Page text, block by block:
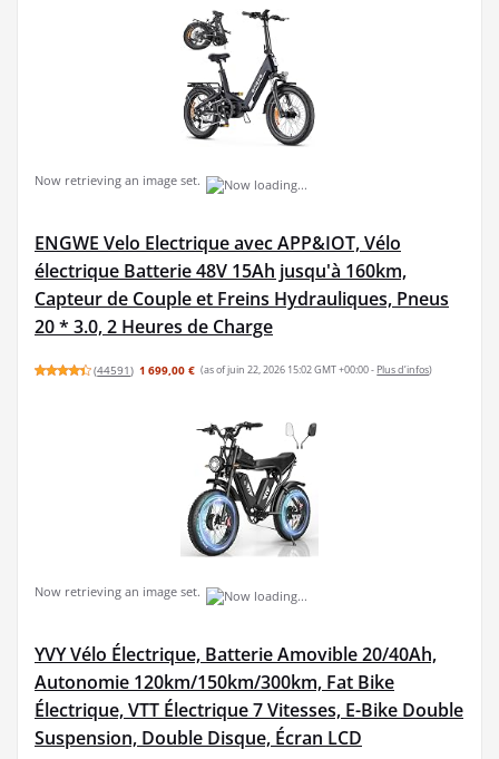
Now retrieving an image set.
ENGWE Velo Electrique avec APP&IOT, Vélo
électrique Batterie 48V 15Ah jusqu'à 160km,
Capteur de Couple et Freins Hydrauliques, Pneus
20 * 3.0, 2 Heures de Charge
(44591) 1 699,00 € (as of juin 22, 2026 15:02 GMT +00:00 - Plus d’infos)
Now retrieving an image set.
YVY Vélo Électrique, Batterie Amovible 20/40Ah,
Autonomie 120km/150km/300km, Fat Bike
Électrique, VTT Électrique 7 Vitesses, E-Bike Double
Suspension, Double Disque, Écran LCD